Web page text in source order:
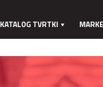
KATALOG TVRTKI